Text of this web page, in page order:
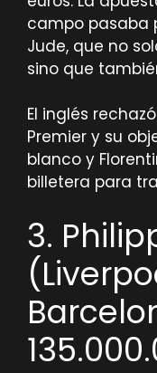
campo pasaba
Jude, que no
sino que
El inglés
Premier y su
blanco y
billetera para
3.